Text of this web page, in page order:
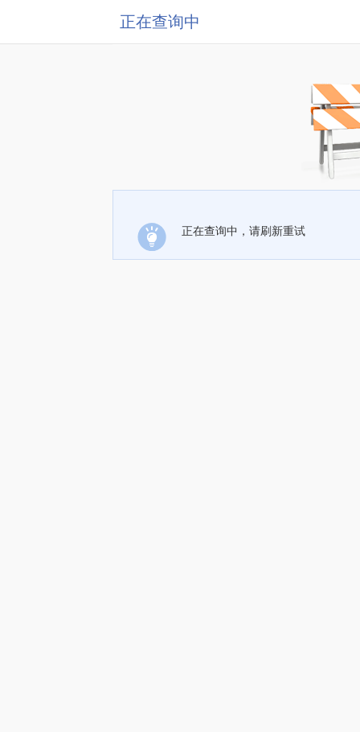
正在查询中
正在查询中，请刷新重试